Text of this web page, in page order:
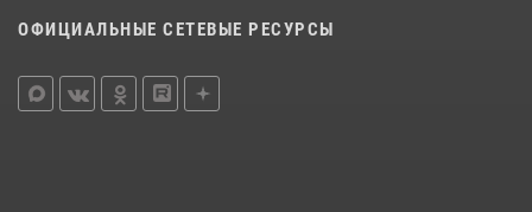
ОФИЦИАЛЬНЫЕ СЕТЕВЫЕ РЕСУРСЫ